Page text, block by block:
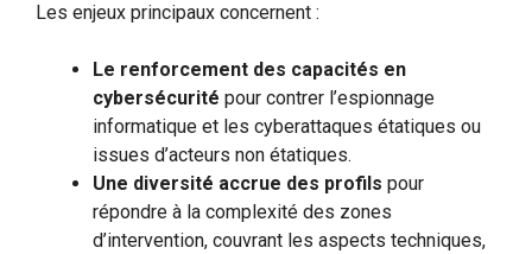
Les enjeux principaux concernent :
Le renforcement des capacités en
cybersécurité pour contrer l’espionnage
informatique et les cyberattaques étatiques ou
issues d’acteurs non étatiques.
Une diversité accrue des profils pour
répondre à la complexité des zones
d’intervention, couvrant les aspects techniques,